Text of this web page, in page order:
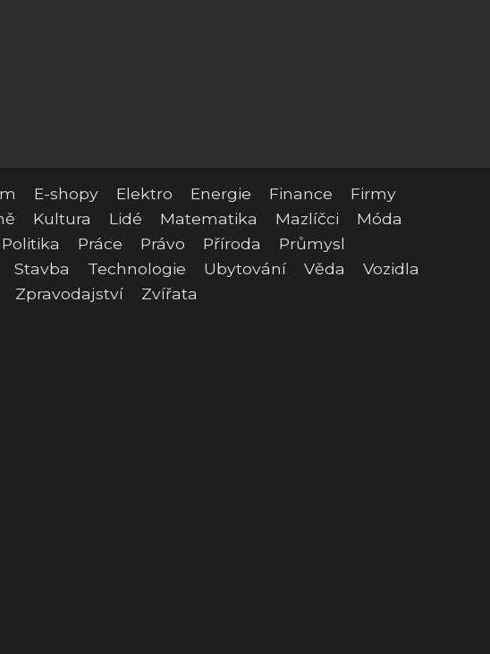
E-shopy Elektro Energie Finance
Firmy
Kultura Lidé Matematika Mazlíčci
Móda
Politika Práce Právo Příroda
Průmysl
Stavba Technologie Ubytování Věda
Vozidla
Zpravodajství Zvířata